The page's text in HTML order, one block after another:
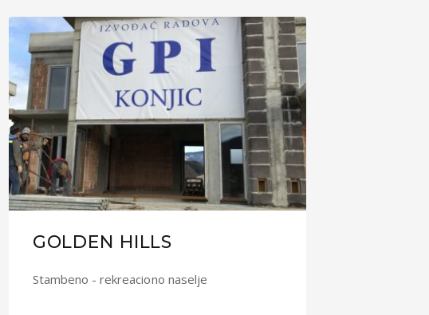
GOLDEN HILLS
Stambeno - rekreaciono naselje